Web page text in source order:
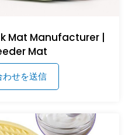
Mat Manufacturer |
Mat
わせを送信